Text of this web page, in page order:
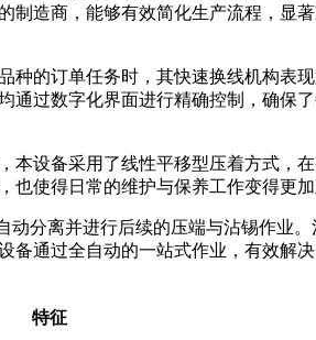
制造商，能够有效简化生产流程，显
种的订单任务时，其快速换线机构表
通过数字化界面进行精确控制，确保
本设备采用了线性平移型压着方式，
使得日常的维护与保养工作变得更加
分离并进行后续的压端与沾锡作业。
备通过全自动的一站式作业，有效解
特征